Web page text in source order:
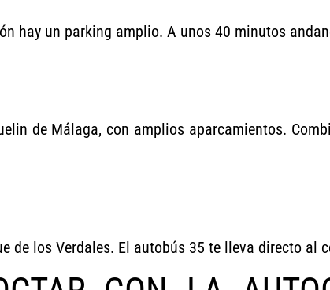
hay un parking amplio. A unos 40 minutos
de Málaga, con amplios aparcamientos.
de los Verdales. El autobús 35 te lleva directo al